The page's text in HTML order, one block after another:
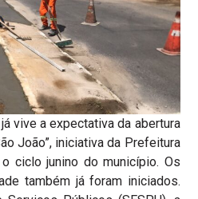
vive a expectativa da abertura
João”, iniciativa da Prefeitura
ciclo junino do município. Os
também já foram iniciados.